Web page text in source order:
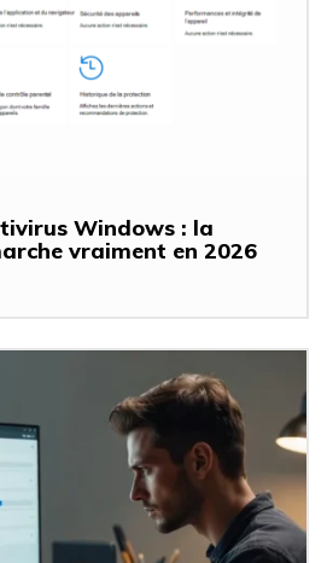
Windows : la
vraiment en 2026